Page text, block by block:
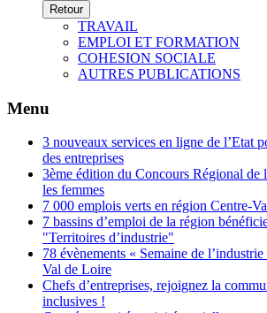
Retour
TRAVAIL
EMPLOI ET FORMATION
COHESION SOCIALE
AUTRES PUBLICATIONS
Menu
3 nouveaux services en ligne de l’Etat
des entreprises
3ème édition du Concours Régional de
les femmes
7 000 emplois verts en région Centre-
7 bassins d’emploi de la région
"Territoires d’industrie"
78 évènements « Semaine de
Val de Loire
Chefs d’entreprises, rejoignez la
inclusives !